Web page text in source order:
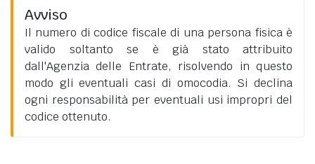
Avviso
Il numero di codice fiscale di una persona fisica è
valido soltanto se è già stato attribuito
dall'Agenzia delle Entrate, risolvendo in questo
modo gli eventuali casi di omocodia. Si declina
ogni responsabilità per eventuali usi impropri del
codice ottenuto.